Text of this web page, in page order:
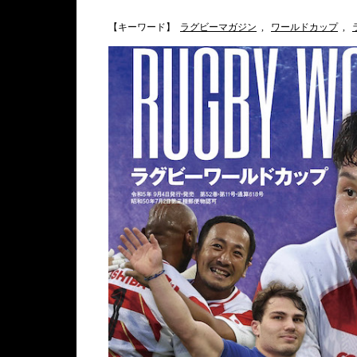
【キーワード】 ラグビーマガジン , ワールドカップ ,